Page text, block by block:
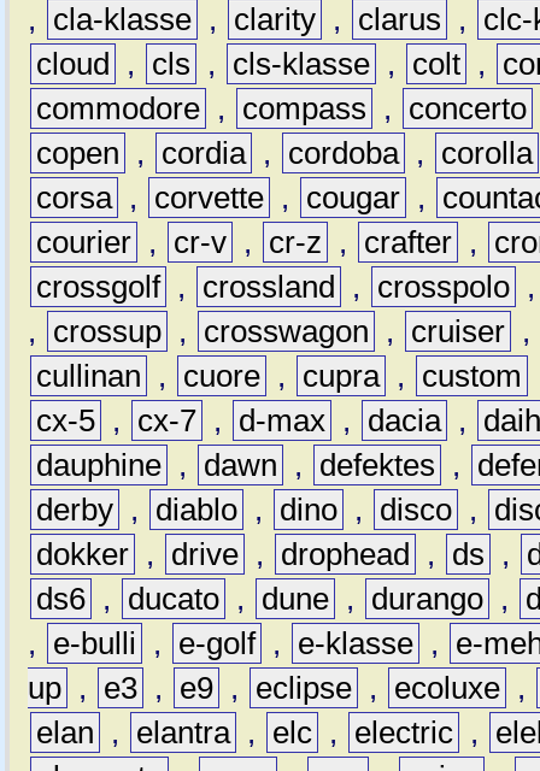
,
cla-klasse , clarity , clarus ,
clc-
cloud
, cls , cls-klasse , colt ,
commodore , compass , concerto
copen
, cordia , cordoba ,
corolla
corsa , corvette , cougar ,
courier , cr-v , cr-z , crafter ,
crossgolf , crossland , crosspolo
,
crossup , crosswagon , cruiser ,
cullinan
, cuore , cupra , custom
cx-5 , cx-7 , d-max , dacia ,
dauphine , dawn , defektes ,
derby , diablo , dino , disco ,
dokker , drive , drophead , ds ,
ds6 , ducato , dune , durango ,
,
e-bulli , e-golf , e-klasse ,
e-
up , e3 , e9 , eclipse , ecoluxe ,
elan
, elantra , elc , electric ,